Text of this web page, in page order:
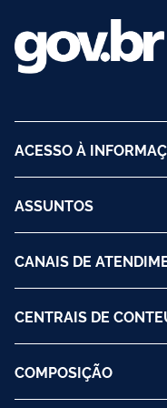
ACESSO À
ASSUNTOS
CANAIS DE
CENTRAIS DE
COMPOSIÇÃO